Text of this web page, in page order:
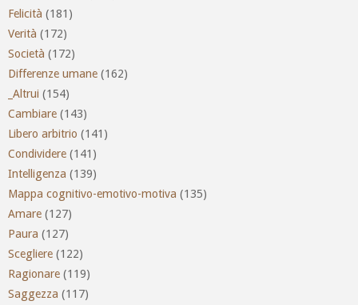
Felicità (181)
Verità (172)
Società (172)
Differenze umane (162)
_Altrui (154)
Cambiare (143)
Libero arbitrio (141)
Condividere (141)
Intelligenza (139)
Mappa cognitivo-emotivo-motiva (135)
Amare (127)
Paura (127)
Scegliere (122)
Ragionare (119)
Saggezza (117)